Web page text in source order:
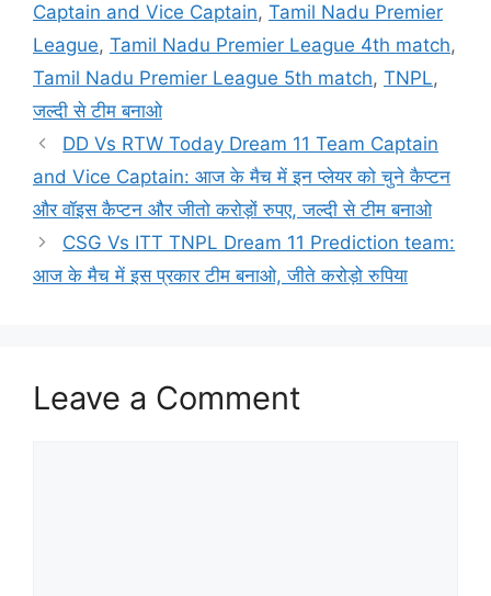
Captain and Vice Captain, Tamil Nadu Premier
League, Tamil Nadu Premier League 4th match,
Tamil Nadu Premier League 5th match, TNPL,
जल्दी से टीम बनाओ
DD Vs RTW Today Dream 11 Team Captain
and Vice Captain: आज के मैच में इन प्लेयर को चुने कैप्टन
और वॉइस कैप्टन और जीतो करोड़ों रुपए, जल्दी से टीम बनाओ
CSG Vs ITT TNPL Dream 11 Prediction team:
आज के मैच में इस प्रकार टीम बनाओ, जीते करोड़ो रुपिया
Leave a Comment